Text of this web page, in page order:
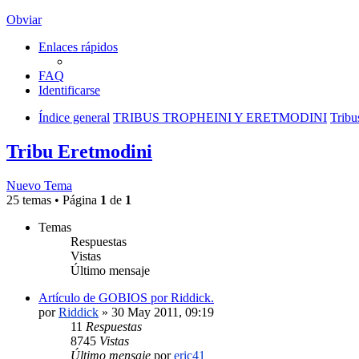
Obviar
Enlaces rápidos
FAQ
Identificarse
Índice general TRIBUS TROPHEINI Y ERETMODINI
Tribu Eretmodini
Nuevo Tema
25 temas • Página 1 de 1
Temas
Respuestas
Vistas
Último mensaje
Artículo de GOBIOS por Riddick.
porRiddick » 30 May 2011, 09:19
11 Respuestas
8745 Vistas
Último mensaje poreric41